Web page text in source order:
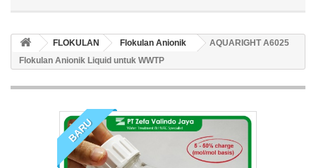
FLOKULAN Flokulan Anionik
AQUARIGHT A6025
Flokulan Anionik Liquid untuk WWTP
BARU